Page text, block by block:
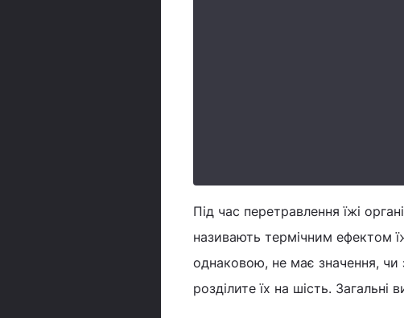
Під час перетравлення їжі
називають термічним ефектом
однаковою, не має значення, чи
розділите їх на шість. Загальні